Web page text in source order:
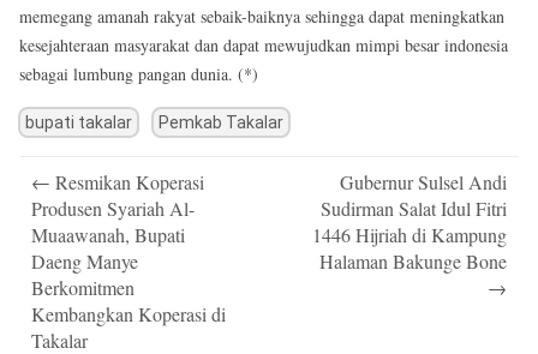
memegang amanah rakyat sebaik-baiknya sehingga dapat meningkatkan
kesejahteraan masyarakat dan dapat mewujudkan mimpi besar indonesia
sebagai lumbung pangan dunia. (*)
bupati takalar Pemkab Takalar
navigation
← Resmikan Koperasi
Produsen Syariah Al-
Muaawanah, Bupati
Daeng Manye
Berkomitmen
Kembangkan Koperasi di
Takalar
Gubernur Sulsel Andi
Sudirman Salat Idul Fitri
1446 Hijriah di Kampung
Halaman Bakunge Bone
→